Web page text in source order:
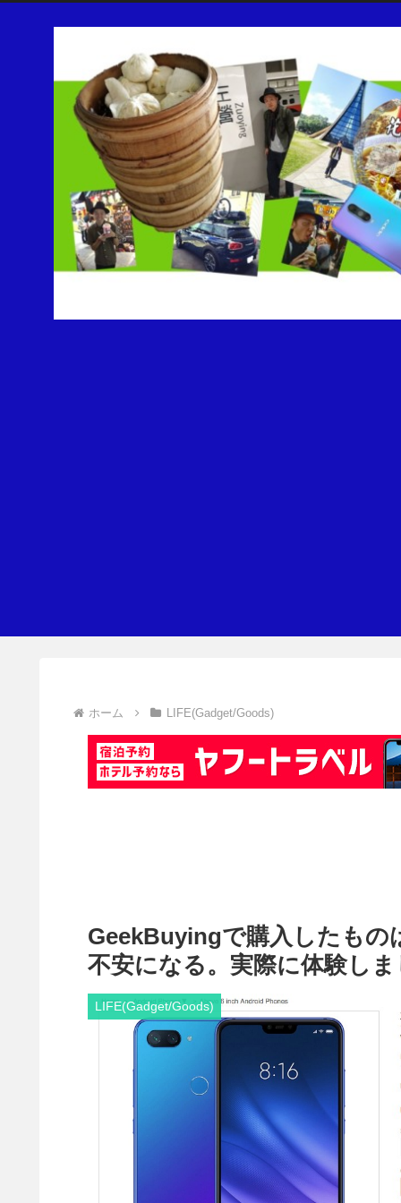
ホーム LIFE(Gadget/Goods)
GeekBuyingで購入したもの
不安になる。実際に体験し
LIFE(Gadget/Goods)